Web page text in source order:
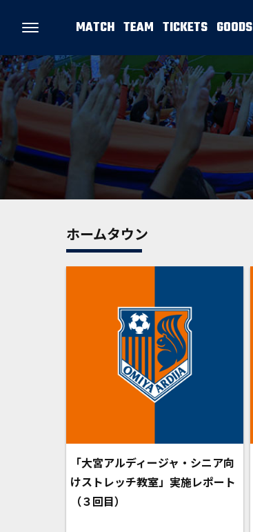
MATCH TEAM TICKETS GOODS
ホームタウン
「大宮アルディージャ・シニア向
けストレッチ教室」実施レポート
（３回目）